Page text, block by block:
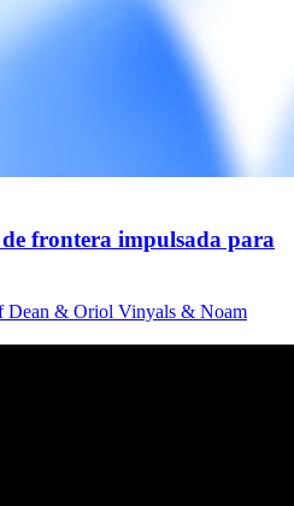
frontera impulsada para
Dean & Oriol Vinyals & Noam